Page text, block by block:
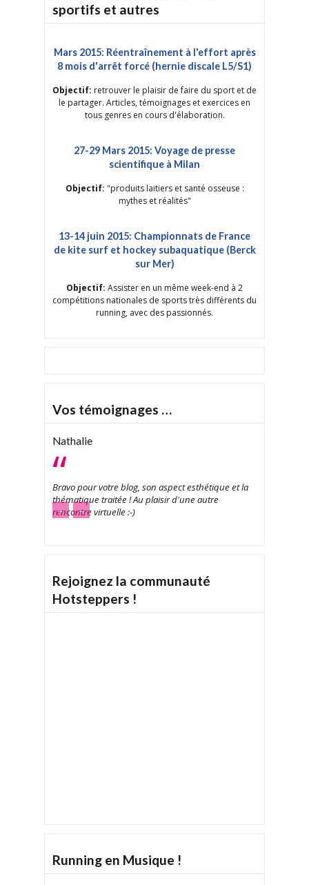
sportifs et autres
Mars 2015: Réentraînement à l'effort après
8 mois d'arrêt forcé (hernie discale L5/S1)
Objectif: retrouver le plaisir de faire du sport et de
le partager. Articles, témoignages et exercices en
tous genres en cours d'élaboration.
27-29 Mars 2015: Voyage de presse
scientifique à Milan
Objectif: "produits laitiers et santé osseuse :
mythes et réalités"
13-14 juin 2015: Championnats de France
de kite surf et hockey subaquatique (Berck
sur Mer)
Objectif: Assister en un même week-end à 2
compétitions nationales de sports très différents du
running, avec des passionnés.
Vos témoignages …
Nathalie
Bravo pour votre blog, son aspect esthétique et la
thématique traitée ! Au plaisir d'une autre
rencontre virtuelle :-)
← →
Rejoignez la communauté
Hotsteppers !
Running en Musique !